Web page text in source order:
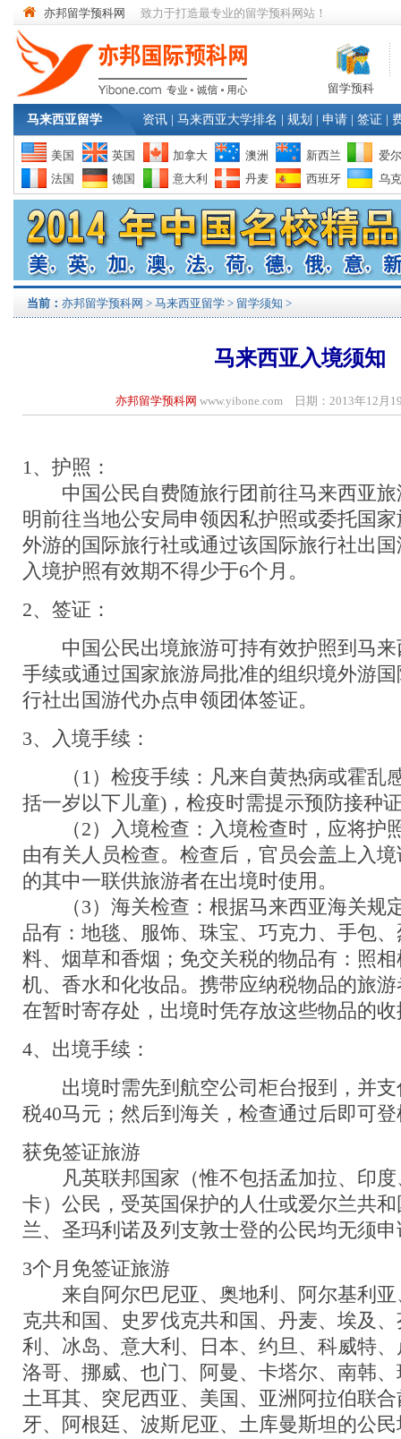
亦邦留学预科网 致力于打造最专业的留学预科网站！
留学预科
马来西亚留学 资讯 马来西亚大学排名 规划 申请 签证
美国 英国 加拿大 澳洲 新西兰
爱
法国
德国 意大利 丹麦 西班牙 乌
当前： 亦邦留学预科网 > 马来西亚留学 > 留学须知 >
马来西亚入境须知
亦邦留学预科网 www.yibone.com 日期：2013年12月
1、护照：
中国公民自费随旅行团前往马来西亚旅
明前往当地公安局申领因私护照或委托国
外游的国际旅行社或通过该国际旅行社出
入境护照有效期不得少于6个月。
2、签证：
中国公民出境旅游可持有效护照到马来
手续或通过国家旅游局批准的组织境外游
行社出国游代办点申领团体签证。
3、入境手续：
（1）检疫手续：凡来自黄热病或霍乱
括一岁以下儿童)，检疫时需提示预防接种
（2）入境检查：入境检查时，应将护
由有关人员检查。检查后，官员会盖上入
的其中一联供旅游者在出境时使用。
（3）海关检查：根据马来西亚海关规
品有：地毯、服饰、珠宝、巧克力、手包
料、烟草和香烟；免交关税的物品有：照
机、香水和化妆品。携带应纳税物品的旅
在暂时寄存处，出境时凭存放这些物品的
4、出境手续：
出境时需先到航空公司柜台报到，并支
税40马元；然后到海关，检查通过后即可
获免签证旅游
凡英联邦国家（惟不包括孟加拉、印度
卡）公民，受英国保护的人仕或爱尔兰共
兰、圣玛利诺及列支敦士登的公民均无须
3个月免签证旅游
来自阿尔巴尼亚、奥地利、阿尔基利亚
克共和国、史罗伐克共和国、丹麦、埃及
利、冰岛、意大利、日本、约旦、科威特
洛哥、挪威、也门、阿曼、卡塔尔、南韩
土耳其、突尼西亚、美国、亚洲阿拉伯联
牙、阿根廷、波斯尼亚、土库曼斯坦的公